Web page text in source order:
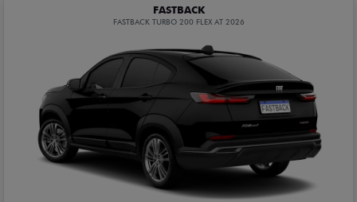
FASTBACK
FASTBACK TURBO 200 FLEX AT 2026